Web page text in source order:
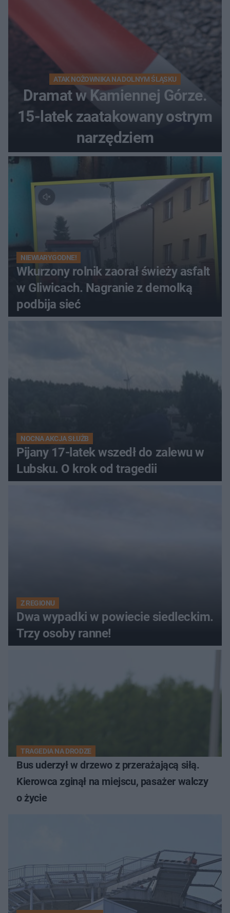
ATAK NOŻOWNIKA NA DOLNYM ŚLĄSKU
Dramat w Kamiennej Górze.
15-latek zaatakowany ostrym
narzędziem
NIEWIARYGODNE!
Wkurzony rolnik zaorał świeży asfalt
w Gliwicach. Nagranie z demolką
podbija sieć
NOCNA AKCJA SŁUŻB
Pijany 17-latek wszedł do zalewu w
Lubsku. O krok od tragedii
Z REGIONU
Dwa wypadki w powiecie siedleckim.
Trzy osoby ranne!
TRAGEDIA NA DRODZE
Bus uderzył w drzewo z przerażającą siłą.
Kierowca zginął na miejscu, pasażer walczy
o życie